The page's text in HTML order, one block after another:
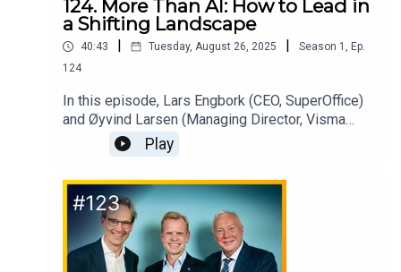
124. More Than AI: How to Lead in
a Shifting Landscape
40:43 Tuesday, August 26, 2025 Season 1 , Ep.
124
In this episode, Lars Engbork (CEO, SuperOffice)
and Øyvind Larsen (Managing Director, Visma
Software Nordic) share their thoughts on how
leaders can adapt, transform, and succeed in a
time of rapid technological change.AI is part of
the picture - but not the whole story.
Play